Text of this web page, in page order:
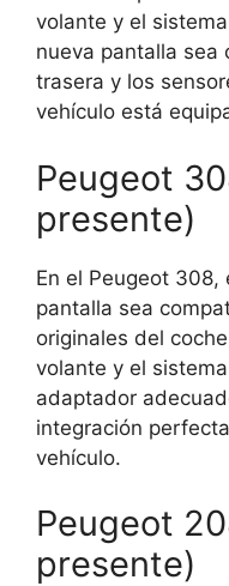
volante y el
nueva pantalla sea
trasera y los
vehículo está
Peugeot
presente)
En el Peugeot
pantalla sea
originales del
volante y el
adaptador
integración
vehículo.
Peugeot
presente)